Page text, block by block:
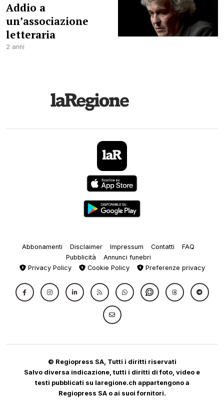
Addio a
un’associazione
letteraria
2 anni
Abbonamenti Disclaimer Impressum Contatti
FAQ
Pubblicità
Annunci funebri
Privacy Policy
Cookie Policy Preferenze privacy
© Regiopress SA, Tutti i diritti riservati
Salvo diversa indicazione, tutti i diritti di foto, video e
testi pubblicati su laregione.ch appartengono a
Regiopress SA o ai suoi fornitori.